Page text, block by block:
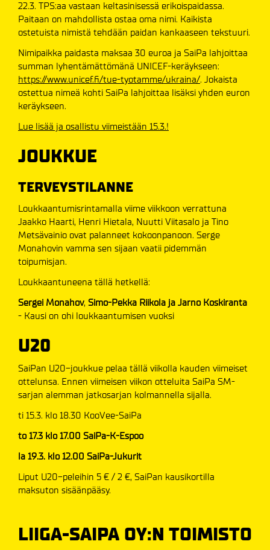
22.3. TPS:aa vastaan keltasinisessä erikoispaidassa.
Paitaan on mahdollista ostaa oma nimi. Kaikista
ostetuista nimistä tehdään paidan kankaaseen tekstuuri.
Nimipaikka paidasta maksaa 30 euroa ja SaiPa lahjoittaa
summan lyhentämättömänä UNICEF-keräykseen:
https://www.unicef.fi/tue-tyotamme/ukraina/. Jokaista
ostettua nimeä kohti SaiPa lahjoittaa lisäksi yhden euron
keräykseen.
Lue lisää ja osallistu viimeistään 15.3.!
JOUKKUE
TERVEYSTILANNE
Loukkaantumisrintamalla viime viikkoon verrattuna
Jaakko Haarti, Henri Hietala, Nuutti Viitasalo ja Tino
Metsävainio ovat palanneet kokoonpanoon. Serge
Monahovin vamma sen sijaan vaatii pidemmän
toipumisjan.
Loukkaantuneena tällä hetkellä:
Sergei Monahov, Simo-Pekka Riikola ja Jarno Koskiranta
- Kausi on ohi loukkaantumisen vuoksi
U20
SaiPan U20-joukkue pelaa tällä viikolla kauden viimeiset
ottelunsa. Ennen viimeisen viikon otteluita SaiPa SM-
sarjan alemman jatkosarjan kolmannella sijalla.
ti 15.3. klo 18.30 KooVee-SaiPa
to 17.3 klo 17.00 SaiPa-K-Espoo
la 19.3. klo 12.00 SaiPa-Jukurit
Liput U20-peleihin 5 € / 2 €, SaiPan kausikortilla
maksuton sisäänpääsy.
LIIGA-SAIPA OY:N TOIMISTO